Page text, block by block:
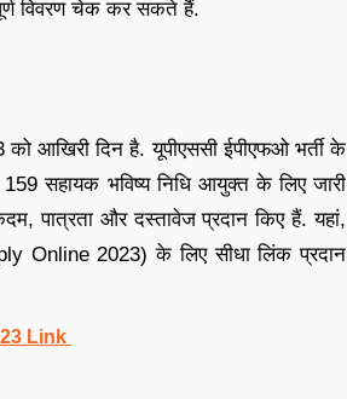
विवरण चेक कर सकते हैं.
आखिरी दिन है. यूपीएससी ईपीएफओ भर्ती के
सहायक भविष्य निधि आयुक्त के लिए जारी
पात्रता और दस्तावेज प्रदान किए हैं. यहां,
Online 2023) के लिए सीधा लिंक प्रदान
Link